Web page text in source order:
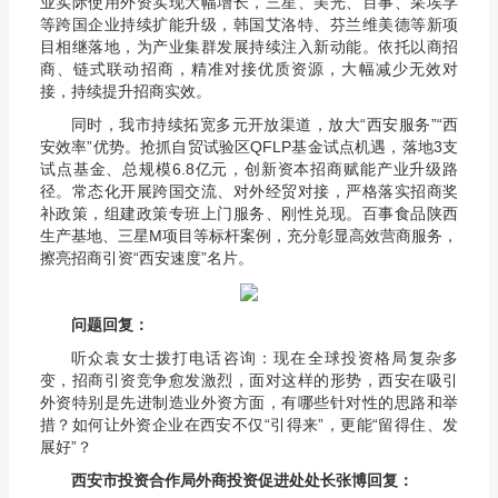
等跨国企业持续扩能升级，韩国艾洛特、芬兰维美德等新项
目相继落地，为产业集群发展持续注入新动能。依托以商招
商、链式联动招商，精准对接优质资源，大幅减少无效对
接，持续提升招商实效。
同时，我市持续拓宽多元开放渠道，放大“西安服务”“西
安效率”优势。抢抓自贸试验区QFLP基金试点机遇，落地3支
试点基金、总规模6.8亿元，创新资本招商赋能产业升级路
径。常态化开展跨国交流、对外经贸对接，严格落实招商奖
补政策，组建政策专班上门服务、刚性兑现。百事食品陕西
生产基地、三星M项目等标杆案例，充分彰显高效营商服务，
擦亮招商引资“西安速度”名片。
问题回复：
听众袁女士拨打电话咨询：现在全球投资格局复杂多
变，招商引资竞争愈发激烈，面对这样的形势，西安在吸引
外资特别是先进制造业外资方面，有哪些针对性的思路和举
措？如何让外资企业在西安不仅“引得来”，更能“留得住、发
展好”？
西安市投资合作局外商投资促进处处长张博回复：